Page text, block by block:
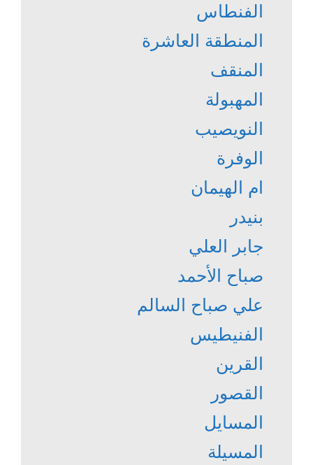
الفنطاس
المنطقة العاشرة
المنقف
المهبولة
النويصيب
الوفرة
ام الهيمان
بنيدر
جابر العلي
صباح الأحمد
علي صباح السالم
الفنيطيس
القرين
القصور
المسايل
المسيلة